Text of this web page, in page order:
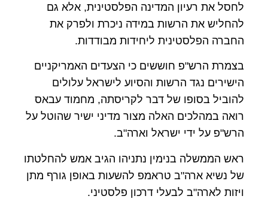
לחסל את רעיון המדינה הפלסטינית, אלא גם
להחליש את הרשות במידה ניכרת ולפרק את
החברה הפלסטינית ליחידות מבודדות.
בצמרת הרש"פ חוששים כי הצעדים האמריקניים
הישירים נגד הרשות והסיוע לישראל עלולים
להוביל בסופו של דבר לקריסתה, מחמוד עבאס
רואה במהלכים האלה מצור מדיני ישיר שהוטל על
הרש"פ על ידי ישראל וארה"ב.
ראש הממשלה בנימין נתניהו הגיב אמש להחלטתו
של נשיא ארה"ב טראמפ להשעות באופן גורף מתן
ויזות לארה"ב לבעלי דרכון פלסטיני.